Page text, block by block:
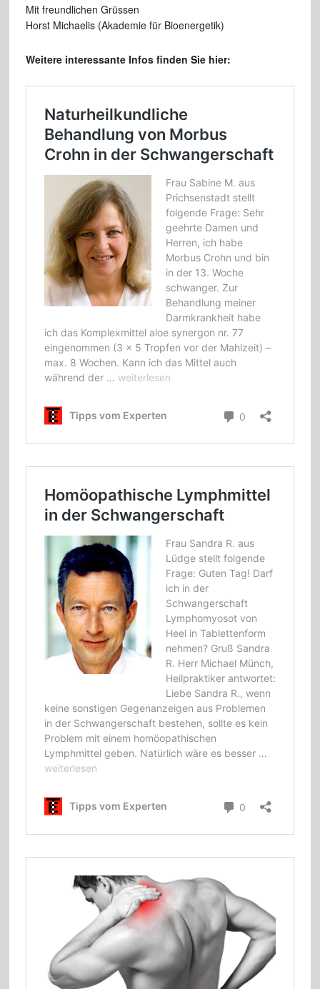
Mit freundlichen Grüssen
Horst Michaelis (Akademie für Bioenergetik)
Weitere interessante Infos finden Sie hier: